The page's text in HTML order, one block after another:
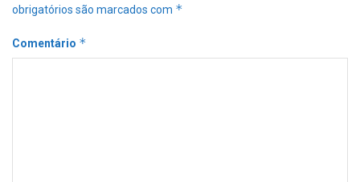
obrigatórios são marcados com *
Comentário *